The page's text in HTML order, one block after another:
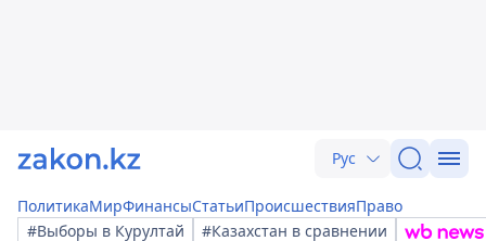
Рус
ПолитикаМирФинансыСтатьиПроисшествияПраво
#Выборы в Курултай
#Казахстан в сравнении